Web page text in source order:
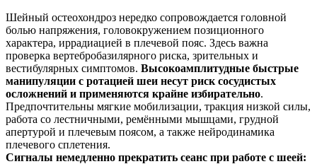
Шейный остеохондроз нередко сопровождается головной
болью напряжения, головокружением позиционного
характера, иррадиацией в плечевой пояс. Здесь важна
проверка вертебробазилярного риска, зрительных и
вестибулярных симптомов. Высокоамплитудные быстрые
манипуляции с ротацией шеи несут риск сосудистых
осложнений и применяются крайне избирательно.
Предпочтительны мягкие мобилизации, тракция низкой силы,
работа со лестничными, ремёнными мышцами, грудной
апертурой и плечевым поясом, а также нейродинамика
плечевого сплетения.
Сигналы немедленно прекратить сеанс при работе с шеей: